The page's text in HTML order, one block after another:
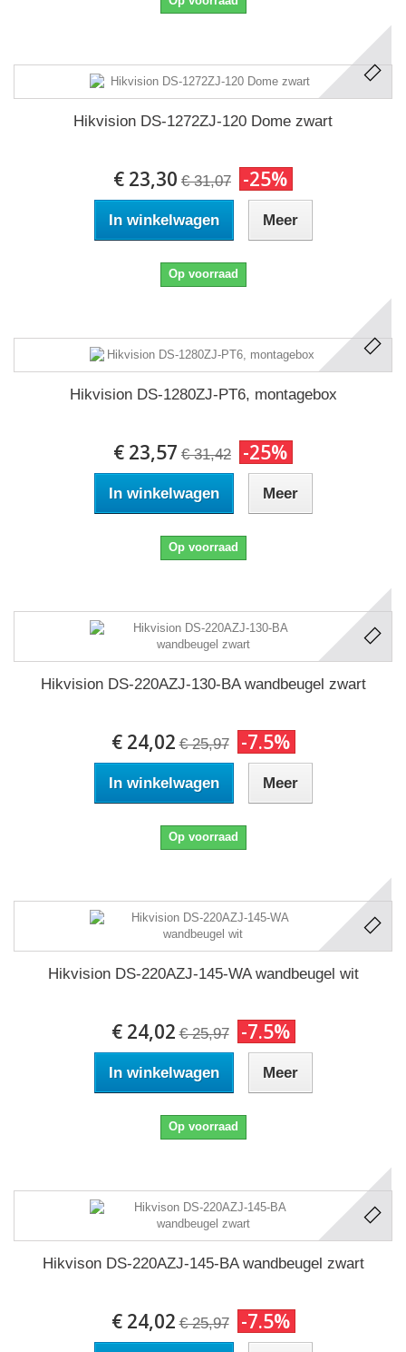
Hikvision DS-1272ZJ-120 Dome zwart
€ 23,30 € 31,07 -25%
In winkelwagen Meer
Op voorraad
Hikvision DS-1280ZJ-PT6, montagebox
€ 23,57 € 31,42 -25%
In winkelwagen Meer
Op voorraad
Hikvision DS-220AZJ-130-BA wandbeugel zwart
€ 24,02 € 25,97 -7.5%
In winkelwagen Meer
Op voorraad
Hikvision DS-220AZJ-145-WA wandbeugel wit
€ 24,02 € 25,97 -7.5%
In winkelwagen Meer
Op voorraad
Hikvison DS-220AZJ-145-BA wandbeugel zwart
€ 24,02 € 25,97 -7.5%